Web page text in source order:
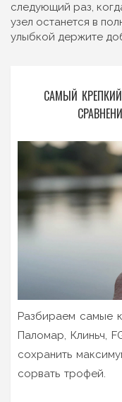
следующий раз,
узел останется в
улыбкой держите
САМЫЙ
Разбираем самые
Паломар, Клиньч,
сохранить
сорвать трофей.